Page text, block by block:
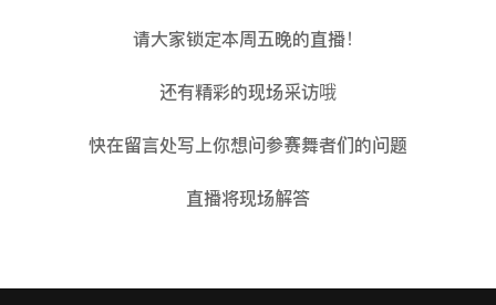
请大家锁定本周五晚的直播！
还有精彩的现场采访哦
快在留言处写上你想问参赛舞者们的问题
直播将现场解答